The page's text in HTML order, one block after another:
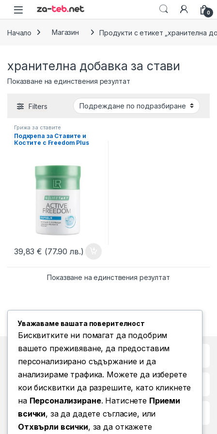
Skip to navigation
Skip to content
0
Начало Магазин Продукти с етикет „хранителна
хранителна добавка за стави
Показване на единствения резултат
Filters
Грижа за ставите
Подкрепа за Ставите и
Костите с Freedom Plus
39,83€ (77.90 лв.)
Показване на единствения резултат
Бърз достъп до
Повече информация
Условия за ползване
Уважаваме вашата поверителност
Бисквитките ни помагат да подобрим
вашето преживяване, да предоставим
персонализирано съдържание и да
анализираме трафика. Можете да изберете
кои бисквитки да разрешите, като кликнете
на Персонализиране. Натиснете Приеми
всички, за да дадете съгласие, или
Отхвърли всички, за да откажете